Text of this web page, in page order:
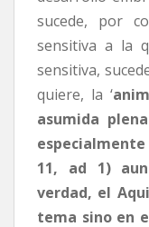
sucede, por
sensitiva a la
sensitiva,
quiere, la ‘
asumida
especialmente
11, ad 1)
verdad, el
tema sino en